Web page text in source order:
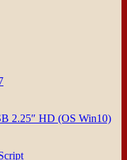
2.25″ HD (OS Win10)